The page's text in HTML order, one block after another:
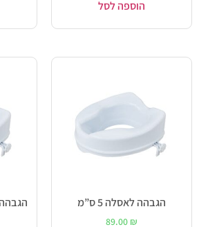
הוספה לסל
הגבהה לאסלה 5 ס”מ
89.00 ₪
הגבהה